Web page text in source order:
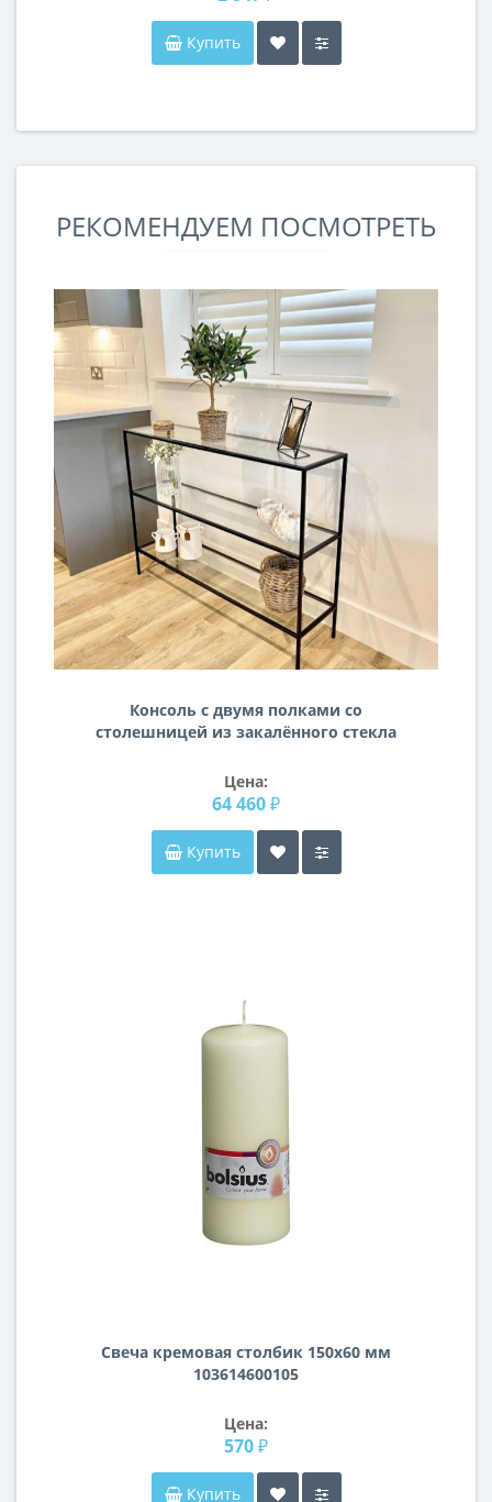
Купить
РЕКОМЕНДУЕМ ПОСМОТРЕТЬ
Консоль с двумя полками со
столешницей из закалённого стекла
KN13
Цена:
64 460 ₽
Купить
Свеча кремовая столбик 150х60 мм
103614600105
Цена:
570 ₽
Купить